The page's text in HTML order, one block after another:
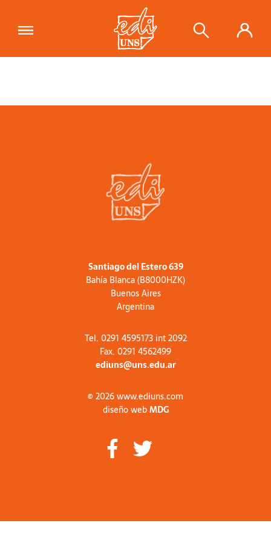
Santiago del Estero 639
Bahía Blanca (B8000HZK)
Buenos Aires
Argentina
Tel. 0291 4595173 int 2092
Fax. 0291 4562499
ediuns@uns.edu.ar
© 2026 www.ediuns.com
diseño webMDG